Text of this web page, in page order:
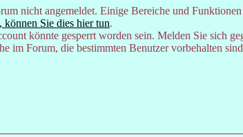
nicht angemeldet. Einige Bereiche und
können Sie dies hier tun.
könnte gesperrt worden sein. Melden Sie sich
im Forum, die bestimmten Benutzer vorbehalten